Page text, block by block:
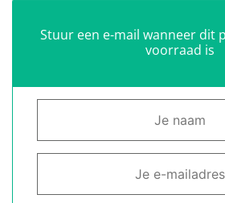
Stuur een e-mail wanneer dit
voorraad is